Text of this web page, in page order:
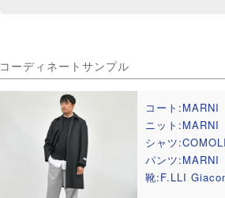
コーディネートサンプル
コート:MARNI
ニット:MARNI
シャツ:COMOLI
パンツ:MARNI
靴:F.LLI